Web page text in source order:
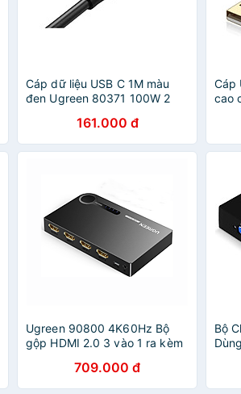
Cáp dữ liệu USB C 1M màu
đen Ugreen 80371 100W 2
nhanh Us300 - HÀNG CHÍNH
HÃNG
161.000 đ
Cáp
cao
Ugreen 90800 4K60Hz Bộ
gộp HDMI 2.0 3 vào 1 ra kèm
+ remote cm598 - Hàng chính
hãng
709.000 đ
Bộ